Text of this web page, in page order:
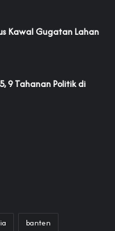
Kawal Gugatan Lahan
9 Tahanan Politik di
banten